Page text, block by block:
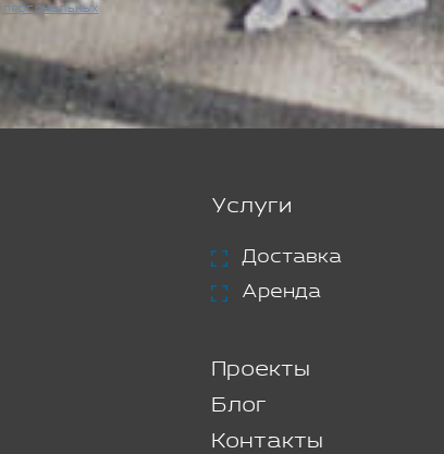
персональных
Услуги
Доставка
Аренда
Проекты
Блог
Контакты